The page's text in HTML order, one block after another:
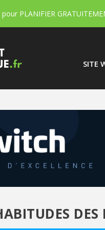
PLANIFIER
SITE
DES